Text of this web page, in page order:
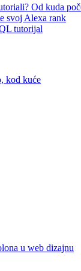
Od kuda
svoj Alexa rank
tutorijal
kod kuće
u web dizajnu